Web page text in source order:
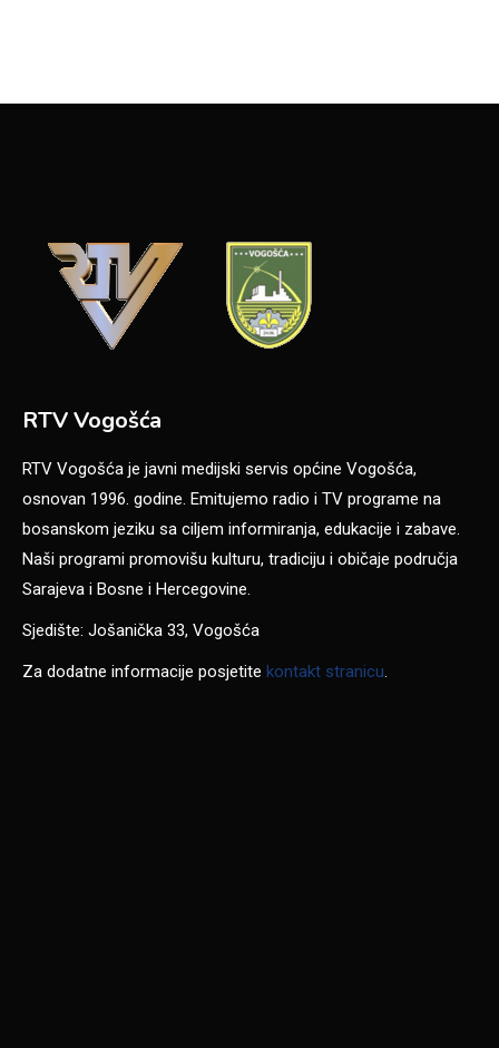
RTV Vogošća
RTV Vogošća je javni medijski servis općine Vogošća,
osnovan 1996. godine. Emitujemo radio i TV programe na
bosanskom jeziku sa ciljem informiranja, edukacije i zabave.
Naši programi promovišu kulturu, tradiciju i običaje područja
Sarajeva i Bosne i Hercegovine.
Sjedište: Jošanička 33, Vogošća
Za dodatne informacije posjetite kontakt stranicu.